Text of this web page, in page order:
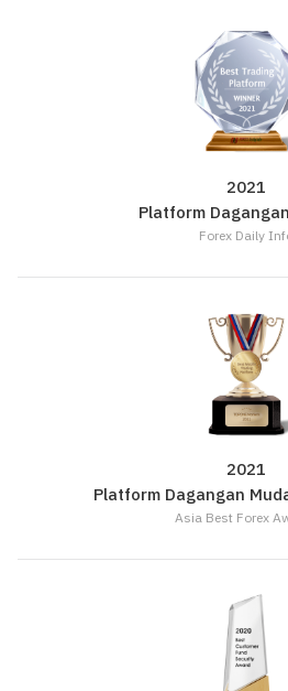
2021
Platform
Forex Daily
2021
Platform Dagangan
Asia Best Forex